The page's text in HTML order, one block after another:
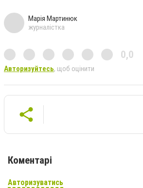
Марія Мартинюк
журналістка
0,0
Авторизуйтесь, щоб оцінити
Коментарі
Авторизуватись